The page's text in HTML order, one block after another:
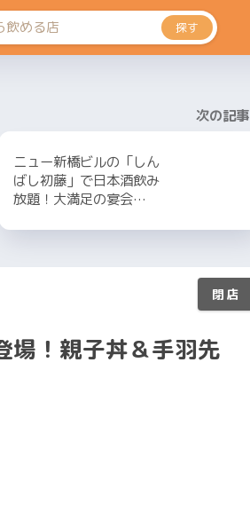
探す
次の記事
ニュー新橋ビルの「しん
ばし初藤」で日本酒飲み
放題！大満足の宴会…
場！親子丼＆手羽先